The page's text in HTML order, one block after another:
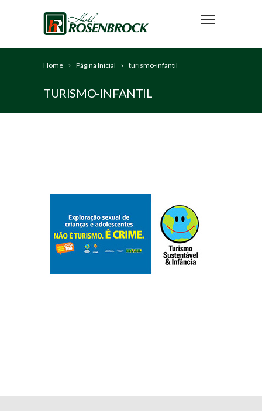
Home Página Inicial turismo-infantil
TURISMO-INFANTIL